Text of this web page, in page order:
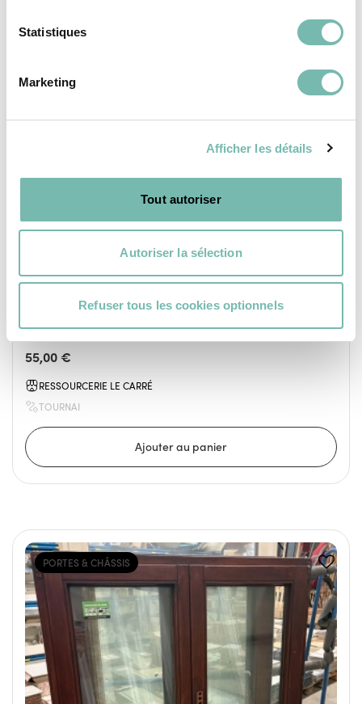
Statistiques
Marketing
Afficher les détails
Tout autoriser
Autoriser la sélection
Refuser tous les cookies optionnels
55,00 €
RESSOURCERIE LE CARRÉ
TOURNAI
PORTES & CHÂSSIS